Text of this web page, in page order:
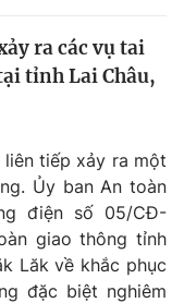
ra các vụ tai
tỉnh Lai Châu,
tiếp xảy ra một
Ủy ban An toàn
điện số 05/CĐ-
giao thông tỉnh
Lăk về khắc phục
đặc biệt nghiêm